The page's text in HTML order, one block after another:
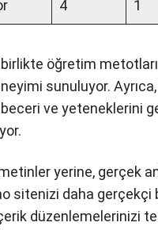
4 1
öğretim metotları
da gençlerin
öncelik veriliyor.